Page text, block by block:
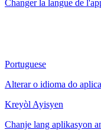
Changer la langue de
Portuguese
Alterar o idioma do
Kreyòl Ayisyen
Chanje lang aplikasyon